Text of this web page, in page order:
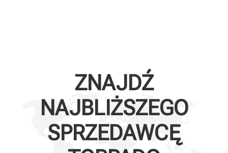
ZNAJDŹ
NAJBLIŻSZEGO
SPRZEDAWCĘ